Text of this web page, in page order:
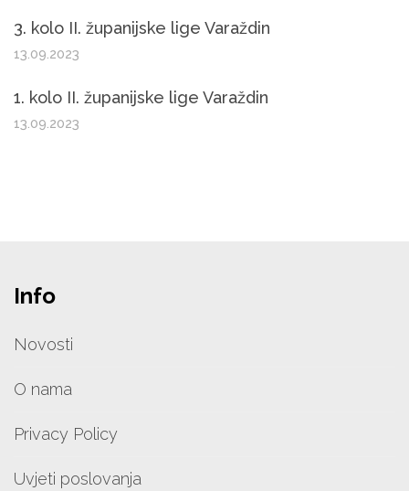
3. kolo II. županijske lige Varaždin
13.09.2023
1. kolo II. županijske lige Varaždin
13.09.2023
Info
Novosti
O nama
Privacy Policy
Uvjeti poslovanja